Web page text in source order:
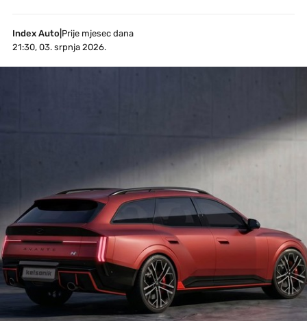
Index Auto
Prije mjesec dana
21:30, 03. srpnja 2026.